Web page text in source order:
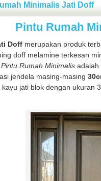
Minimalis Jati Doff
Pintu Rumah
Doff merupakan produk
doff melamine terkesan
Pintu Rumah Minimalis adalah
jendela masing-masing
jati blok dengan ukuran